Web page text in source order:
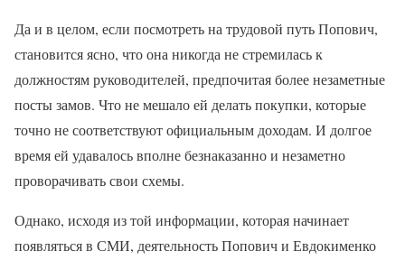
Да и в целом, если посмотреть на трудовой путь Попович,
становится ясно, что она никогда не стремилась к
должностям руководителей, предпочитая более незаметные
посты замов. Что не мешало ей делать покупки, которые
точно не соответствуют официальным доходам. И долгое
время ей удавалось вполне безнаказанно и незаметно
проворачивать свои схемы.
Однако, исходя из той информации, которая начинает
появляться в СМИ, деятельность Попович и Евдокименко